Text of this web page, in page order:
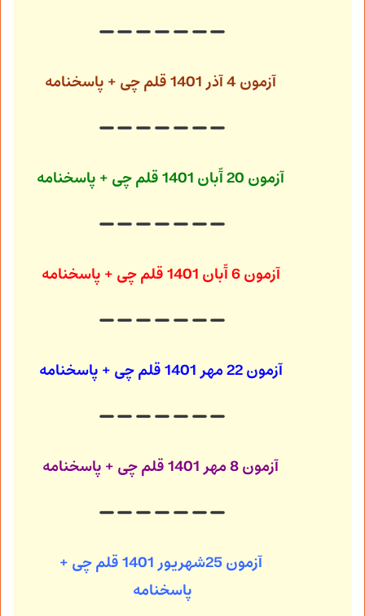
آزمون 4 آذر 1401 قلم چی + پاسخنامه
آزمون 20 آّبان 1401 قلم چی + پاسخنامه
آزمون 6 آّبان 1401 قلم چی + پاسخنامه
آزمون 22 مهر 1401 قلم چی + پاسخنامه
آزمون 8 مهر 1401 قلم چی + پاسخنامه
آزمون 25شهریور 1401
قلم چی +
پاسخنامه